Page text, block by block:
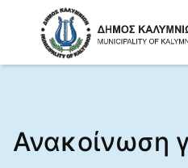
Ανακοίνωση